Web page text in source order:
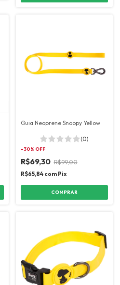
Guia Neoprene Snoopy Yellow
(0)
-30% OFF
R$69,30 R$99,00
R$65,84 com Pix
COMPRAR